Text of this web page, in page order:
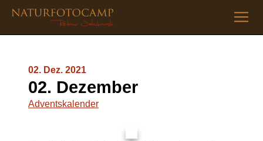
02. Dez. 2021
02. Dezember
Adventskalender